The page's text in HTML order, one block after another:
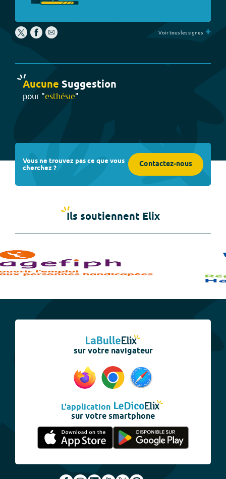
Voir tous les signes +
Aucune Suggestion
pour "esthésie"
Vous ne trouvez pas ce que vous
cherchez ? Contactez-nous
Ils soutiennent Elix
sur votre navigateur
L'application
sur votre smartphone